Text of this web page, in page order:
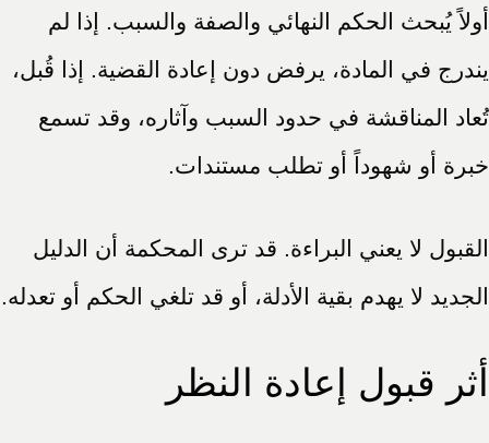
أولاً يُبحث الحكم النهائي والصفة والسبب. إذا لم
يندرج في المادة، يرفض دون إعادة القضية. إذا قُبل،
تُعاد المناقشة في حدود السبب وآثاره، وقد تسمع
خبرة أو شهوداً أو تطلب مستندات.
القبول لا يعني البراءة. قد ترى المحكمة أن الدليل
الجديد لا يهدم بقية الأدلة، أو قد تلغي الحكم أو تعدله.
أثر قبول إعادة النظر